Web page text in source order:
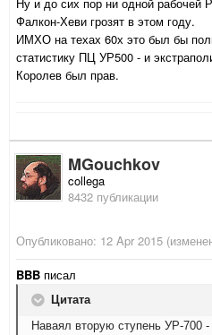
Ну и до сих пор ни одной рабочей
Фалкон-Хеви грозят в этом году.
ИМХО на техах 60х это был бы
статистику ПЦ УР500 - и
Королев был прав.
MGouchkov
collega
8432 публикации
Опубликовано: 12 Apr 2015
BBB писал
Цитата
Наваял вторую ступень УР-700